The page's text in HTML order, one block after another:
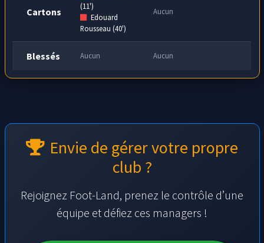
Cartons
(11')
Edouard
Rousseau (40')
Aucun
Blessés Aucun Aucun
Envie de gérer votre propre
club ?
Rejoignez Foot-Land, prenez le contrôle d’une
équipe et défiez ces managers !